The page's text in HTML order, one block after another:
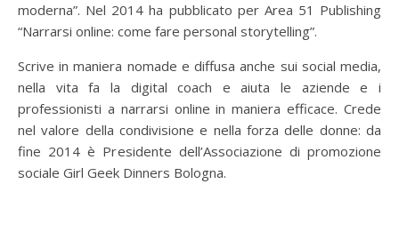
moderna”. Nel 2014 ha pubblicato per Area 51 Publishing
“Narrarsi online: come fare personal storytelling”.
Scrive in maniera nomade e diffusa anche sui social media,
nella vita fa la digital coach e aiuta le aziende e i
professionisti a narrarsi online in maniera efficace. Crede
nel valore della condivisione e nella forza delle donne: da
fine 2014 è Presidente dell’Associazione di promozione
sociale Girl Geek Dinners Bologna.